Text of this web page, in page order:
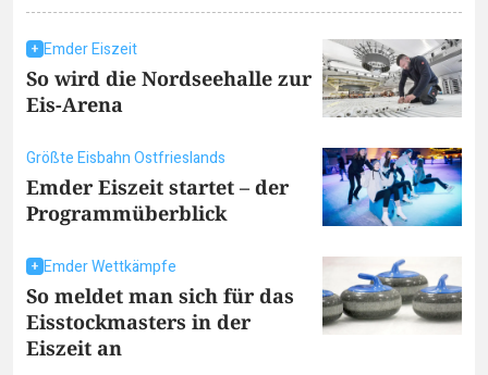
Emder Eiszeit
So wird die Nordseehalle zur
Eis-Arena
Größte Eisbahn Ostfrieslands
Emder Eiszeit startet – der
Programmüberblick
Emder Wettkämpfe
So meldet man sich für das
Eisstockmasters in der
Eiszeit an